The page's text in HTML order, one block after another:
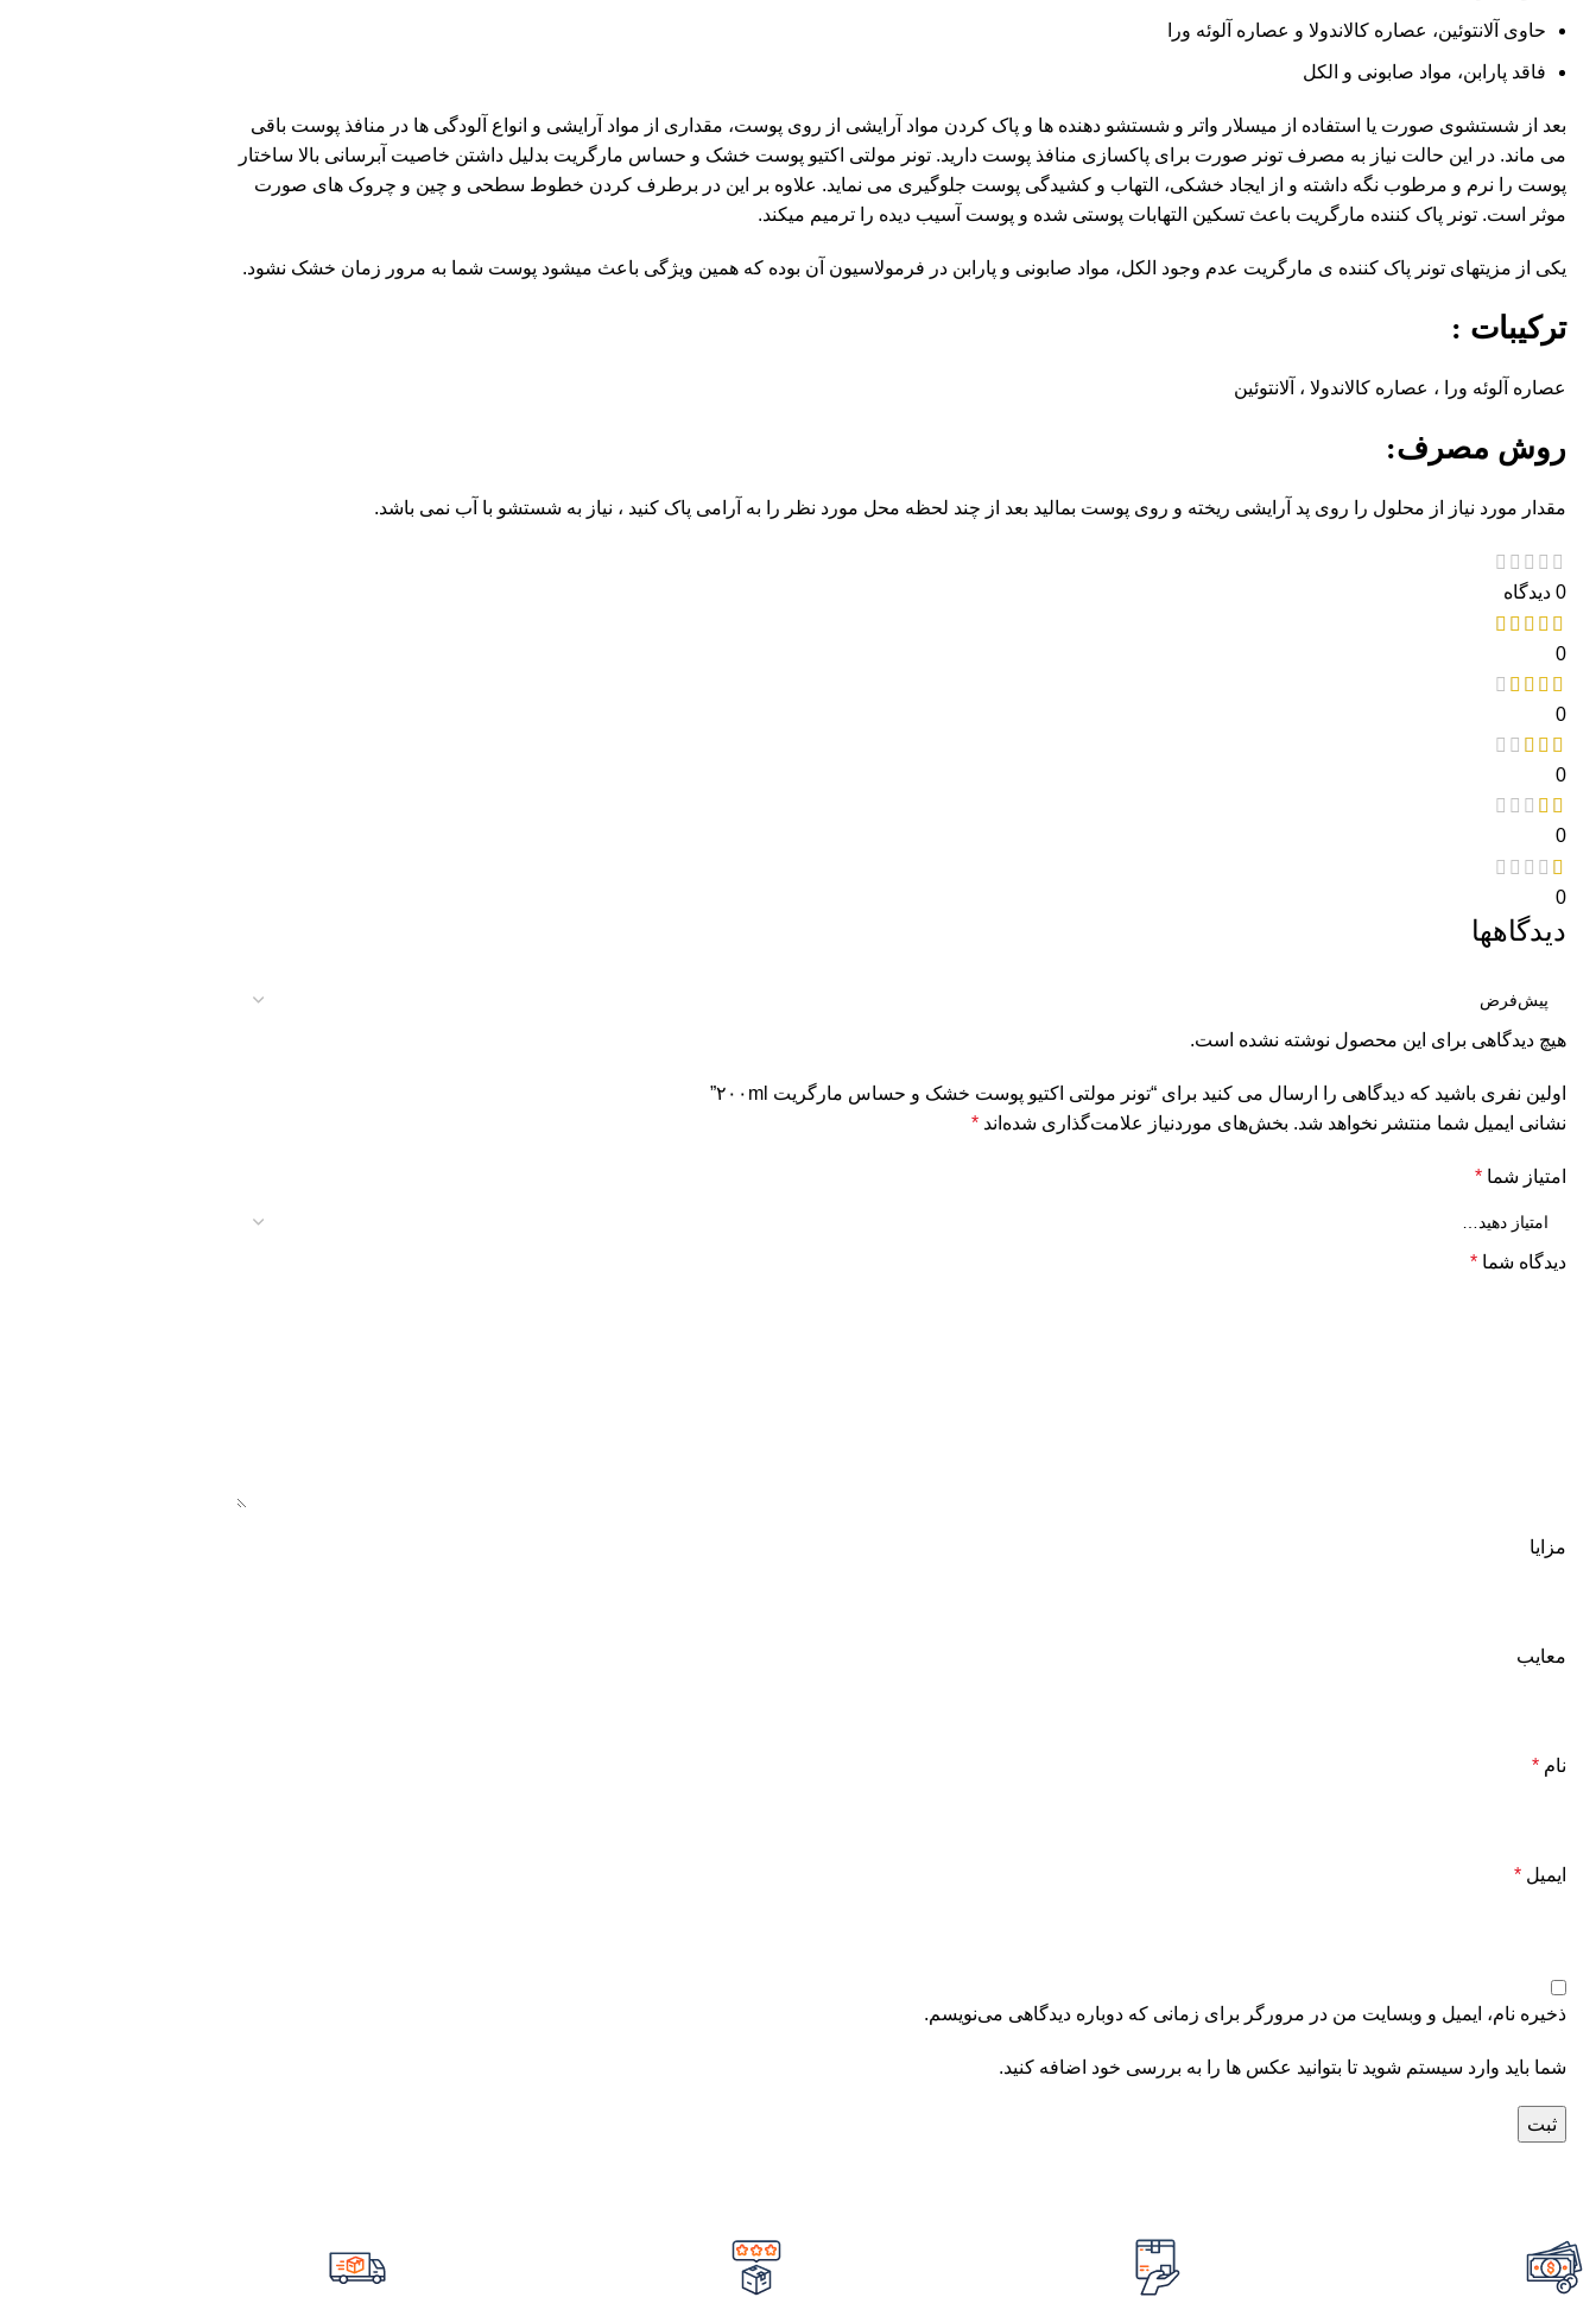
حاوی آلانتوئین، عصاره کالاندولا و عصاره آلوئه ورا
فاقد پارابن، مواد صابونی و الکل
بعد از شستشوی صورت یا استفاده از میسلار واتر و شستشو دهنده ها و پاک کردن مواد آرایشی از روی پوست، مقداری از مواد آرایشی و انواع آلودگی ها در منافذ پوست باقی
می ماند. در این حالت نیاز به مصرف تونر صورت برای پاکسازی منافذ پوست دارید. تونر مولتی اکتیو پوست خشک و حساس مارگریت بدلیل داشتن خاصیت آبرسانی بالا ساختار
پوست را نرم و مرطوب نگه داشته و از ایجاد خشکی، التهاب و کشیدگی پوست جلوگیری می نماید. علاوه بر این در برطرف کردن خطوط سطحی و چین و چروک های صورت
موثر است. تونر پاک کننده مارگریت باعث تسکین التهابات پوستی شده و پوست آسیب دیده را ترمیم میکند.
یکی از مزیتهای تونر پاک کننده ی مارگریت عدم وجود الکل، مواد صابونی و پارابن در فرمولاسیون آن بوده که همین ویژگی باعث میشود پوست شما به مرور زمان خشک نشود.
ترکیبات :
عصاره آلوئه ورا ، عصاره کالاندولا ، آلانتوئین
روش مصرف:
مقدار مورد نیاز از محلول را روی پد آرایشی ریخته و روی پوست بمالید بعد از چند لحظه محل مورد نظر را به آرامی پاک کنید ، نیاز به شستشو با آب نمی باشد.
0 دیدگاه
0
0
0
0
0
دیدگاهها
هیچ دیدگاهی برای این محصول نوشته نشده است.
اولین نفری باشید که دیدگاهی را ارسال می کنید برای “تونر مولتی اکتیو پوست خشک و حساس مارگریت ۲۰۰ml”
نشانی ایمیل شما منتشر نخواهد شد. بخش‌های موردنیاز علامت‌گذاری شده‌اند *
امتیاز شما *
دیدگاه شما *
مزایا
معایب
نام *
ایمیل *
ذخیره نام، ایمیل و وبسایت من در مرورگر برای زمانی که دوباره دیدگاهی می‌نویسم.
شما باید وارد سیستم شوید تا بتوانید عکس ها را به بررسی خود اضافه کنید.